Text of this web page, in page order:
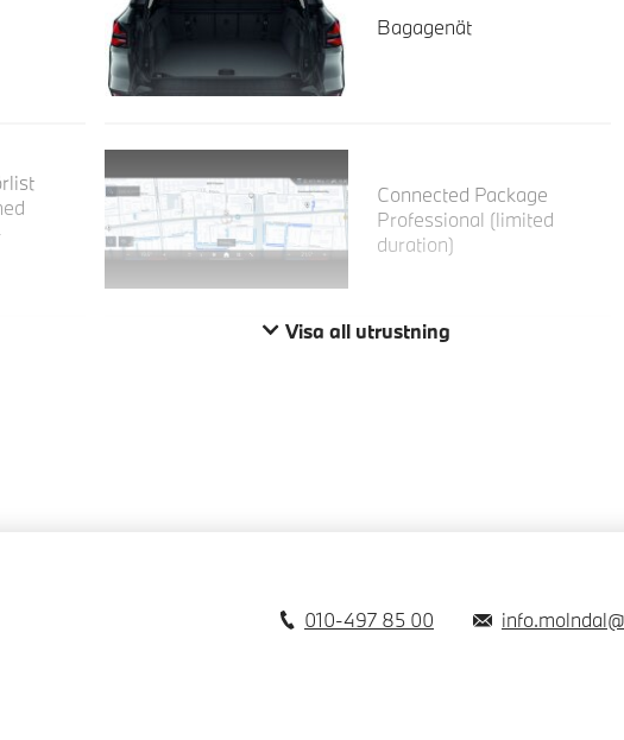
Bagagenät
Connected Package
Professional (limited
duration)
Visa all utrustning
010-497 85 00